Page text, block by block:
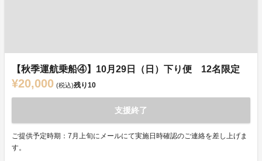
【秋季運航乗船④】10月29日（日）下り便 12名限定
¥20,000 (税込)残り10
支援終了
ご提供予定時期：7月上旬にメールにて実施日時確認のご連絡を差し上げま
す。